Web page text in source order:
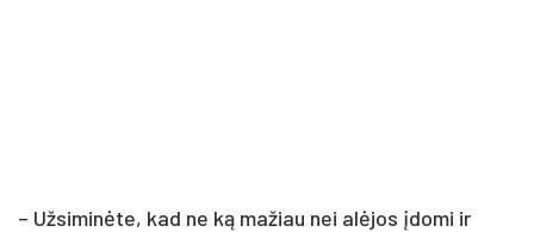
– Užsiminėte, kad ne ką mažiau nei alėjos įdomi ir